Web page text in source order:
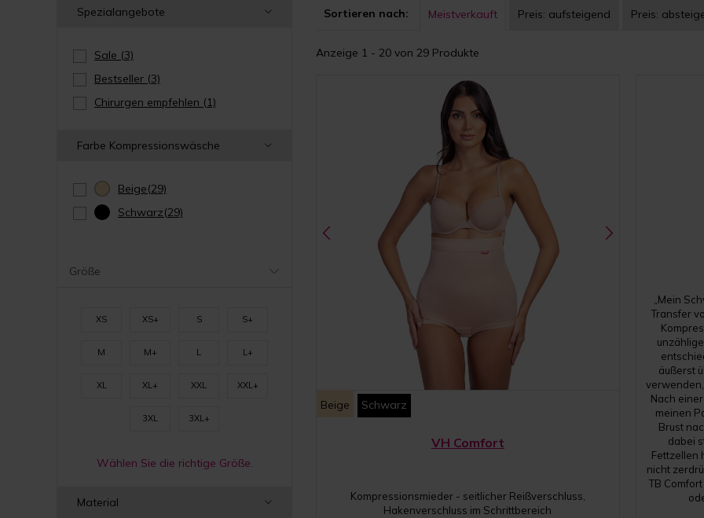
Spezialangebote
Sale (3)
Bestseller (3)
Chirurgen empfehlen (1)
Farbe Kompressionswäsche
Beige(29)
Schwarz(29)
Größe
XS XS+ S S+
M M+ L L+
XL XL+ XXL XXL+
3XL 3XL+
Wählen Sie die richtige Größe.
Material
Sortieren nach: Meistverkauft Preis: aufsteigend Preis:
Anzeige 1 - 20 von 29 Produkte
Beige Schwarz
VH Comfort
Kompressionsmieder - seitlicher Reißverschluss,
Hakenverschluss im Schrittbereich
„Mein
Transfer
äußerst
verwenden,
Nach
meinen
Brust
dabei
Fettzellen
nicht
TB